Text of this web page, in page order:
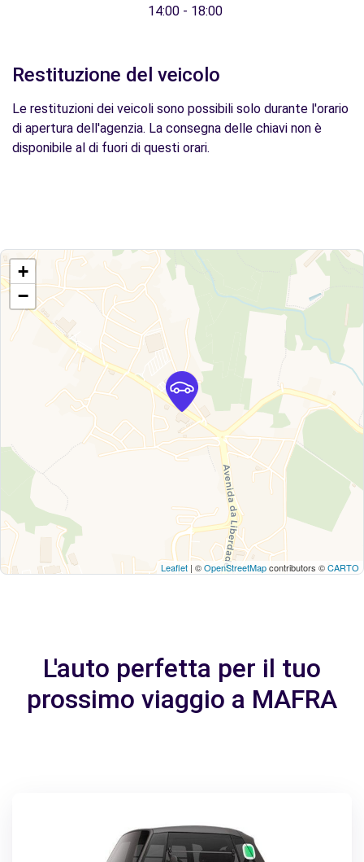
14:00 - 18:00
Restituzione del veicolo
Le restituzioni dei veicoli sono possibili solo durante l'orario
di apertura dell'agenzia. La consegna delle chiavi non è
disponibile al di fuori di questi orari.
+
−
Leaflet | ©OpenStreetMapcontributors ©CARTO
L'auto perfetta per il tuo
prossimo viaggio a MAFRA